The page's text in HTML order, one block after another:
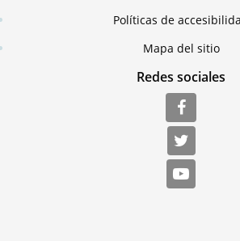
Políticas de
Mapa del sitio
Redes sociales